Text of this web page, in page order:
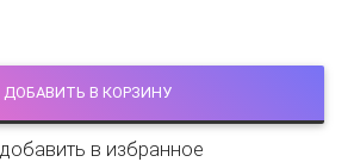
ДОБАВИТЬ В КОРЗИНУ
добавить в избранное